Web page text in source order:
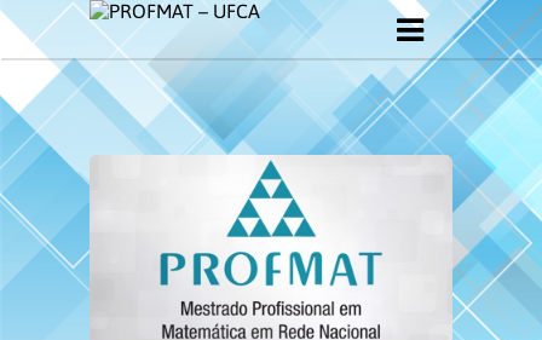
Sobre o PROFMAT
Regimento do PROFMAT-UFCA
Calendário Acadêmico
PROFMAT-UFCA